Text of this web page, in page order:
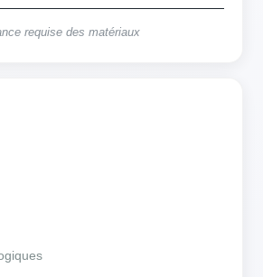
requise des matériaux